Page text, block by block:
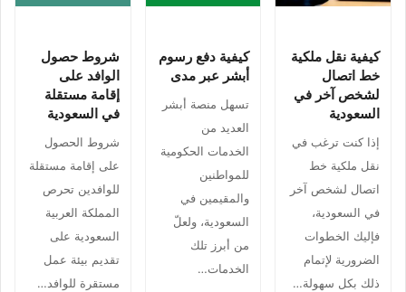
كيفية نقل ملكية
خط اتصال
لشخص آخر في
السعودية
إذا كنت ترغب في
نقل ملكية خط
اتصال لشخص آخر
في السعودية،
فإليك الخطوات
الضرورية لإتمام
ذلك بكل سهولة…
كيفية دفع رسوم
أبشر عبر مدى
تسهل منصة أبشر
العديد من
الخدمات الحكومية
للمواطنين
والمقيمين في
السعودية، ولعلّ
من أبرز تلك
الخدمات…
شروط حصول
الوافد على
إقامة مستقلة
في السعودية
شروط الحصول
على إقامة مستقلة
للوافدين تحرص
المملكة العربية
السعودية على
تقديم بيئة عمل
مستقرة للوافد…